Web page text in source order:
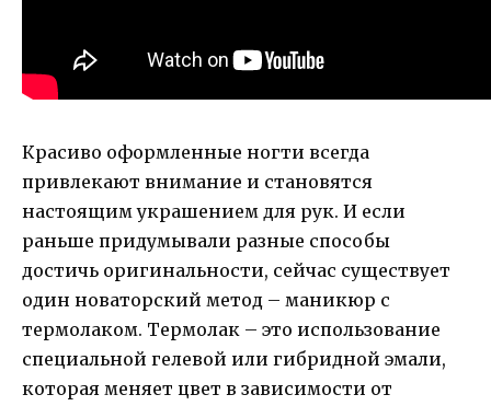
Красиво оформленные ногти всегда
привлекают внимание и становятся
настоящим украшением для рук. И если
раньше придумывали разные способы
достичь оригинальности, сейчас существует
один новаторский метод – маникюр с
термолаком. Термолак – это использование
специальной гелевой или гибридной эмали,
которая меняет цвет в зависимости от